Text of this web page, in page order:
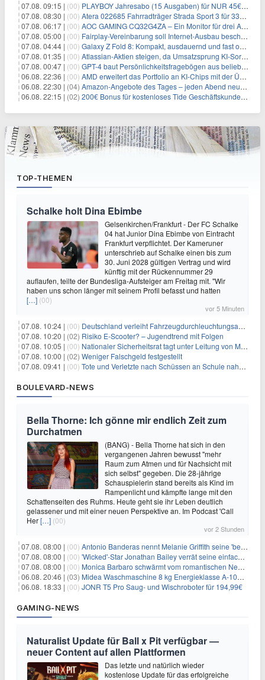
07.08. 09:15 | (00) PLAYBOY Jahresabo (15 Ausgaben) für NUR 45€ (statt 198€)
07.08. 08:30 | (00) Atera 022685 Fahrradträger Strada Sport 3 für 337,48€
07.08. 06:17 | (00) AOC GAMING CQ32G4ZA – Ein Monitor für drei Arten von Spielen
07.08. 05:00 | (00) Fairplay-Vereinbarung soll Internet-Ausbau beschleunigen
07.08. 04:44 | (00) Galaxy Z Fold 8: Kompakt, ausdauernd und fast ohne Falte
07.08. 01:35 | (00) Atlassian-Aktien steigen, da Umsatzsprung KI-Sorgen dämpft
07.08. 00:47 | (00) GPT-4 baut Persönlichkeitsfragebögen aus beliebigen Texten und sagt Antworten voraus
06.08. 22:36 | (00) AMD erweitert das Portfolio an KI-Chips mit der Übernahme von Taalas
06.08. 22:30 | (04) Amazon-Angebote des Tages – jeden Abend neue Deals zum Stöbern
06.08. 22:15 | (02) 200€ Bonus für kostenloses Tide Geschäftskundenkonto
TOP-THEMEN
Schalke holt Dina Ebimbe
Gelsenkirchen/Frankfurt - Der FC Schalke
04 hat Junior Dina Ebimbe von Eintracht
Frankfurt verpflichtet. Der Kameruner
unterschrieb auf Schalke einen bis zum
30. Juni 2028 gültigen Vertrag und wird
künftig mit der Rückennummer 29
auflaufen, teilte der Bundesliga-Aufsteiger am Freitag mit. "Wir
haben uns schon länger mit seinem Profil befasst und hatten
[…] (00)
vor 5 Minuten
07.08. 10:24 | (00) Deutschland verleiht Fahrzeugdurchleuchtungsanlagen an Israel
07.08. 10:20 | (02) Risiko E-Scooter? – Jugendtrend mit Folgen
07.08. 10:05 | (00) Nationaler Sicherheitsrat tagt unter Leitung von Merz
07.08. 10:00 | (02) Weniger Falschgeld festgestellt
07.08. 09:41 | (00) Tote und Verletzte nach Schüssen an Schule nahe Bangkok
BOULEVARD-NEWS
Bella Thorne: Ich gönne mir endlich Zeit zum
Durchatmen
(BANG) - Bella Thorne hat sich in den
vergangenen Jahren bewusst "mehr
Raum zum Atmen und für Nachsicht mit
sich selbst" gegeben. Die 28-jährige
Schauspielerin stand bereits als Kind im
Rampenlicht und kämpfte lange mit den
Schattenseiten des Ruhms. Heute geht sie ihr Leben deutlich
gelassener und mit einer neuen Perspektive an. Im Podcast 'Call
Her[…] (00)
vor 2 Stunden
07.08. 08:00 | (00) Antonio Banderas nennt Melanie Griffith seine 'beste Freundin'
07.08. 08:00 | (00) 'Wicked'-Star Jonathan Bailey verrät seine einfache Hautpflegeroutine
07.08. 08:00 | (00) Monica Barbaro schwärmt vom romantischen New York
06.08. 20:46 | (03) Midea Waschmaschine 8 kg Energieklasse A-10% 1400 U/Min für 289,97€
06.08. 18:33 | (00) JONR T5 Pro Saug- und Wischroboter für 194,99€
GAMING-NEWS
Naturalist Update für Ball x Pit verfügbar —
neuer Content auf allen Plattformen
Das letzte und natürlich wieder
kostenlose Update für das erfolgreiche